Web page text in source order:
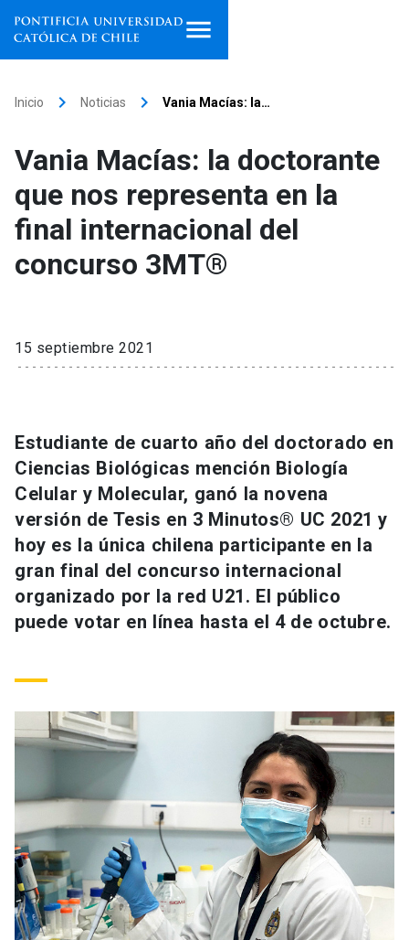
Facultades, escuelas e
institutos
Investigación
Información para keyboard_arrow_down
Futuros estudiantes
Estudiantes
Académicos
Padres y familia
Go to english site launch
ACCESOS DIRECTOS
Admisión launch
Correo UC
Mi Portal UC
Biblioteca
Donaciones launch
Inicio keyboard_arrow_right Noticias keyboard_arrow_right Vania Macías: la…
Vania Macías: la doctorante
que nos representa en la
final internacional del
concurso 3MT®
15 septiembre 2021
Estudiante de cuarto año del doctorado en
Ciencias Biológicas mención Biología
Celular y Molecular, ganó la novena
versión de Tesis en 3 Minutos® UC 2021 y
hoy es la única chilena participante en la
gran final del concurso internacional
organizado por la red U21. El público
puede votar en línea hasta el 4 de octubre.